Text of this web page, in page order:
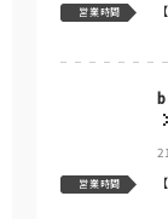
営業時間
営業時間